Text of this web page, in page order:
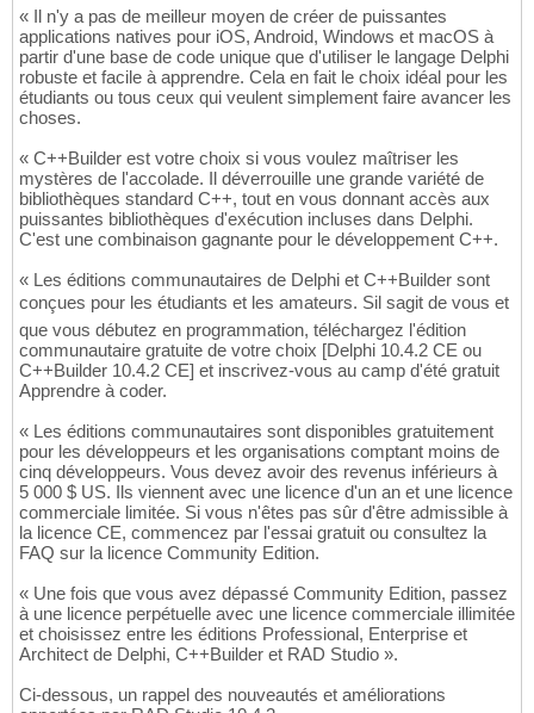
« Il n'y a pas de meilleur moyen de créer de puissantes
applications natives pour iOS, Android, Windows et macOS à
partir d'une base de code unique que d'utiliser le langage Delphi
robuste et facile à apprendre. Cela en fait le choix idéal pour les
étudiants ou tous ceux qui veulent simplement faire avancer les
choses.
« C++Builder est votre choix si vous voulez maîtriser les
mystères de l'accolade. Il déverrouille une grande variété de
bibliothèques standard C++, tout en vous donnant accès aux
puissantes bibliothèques d'exécution incluses dans Delphi.
C'est une combinaison gagnante pour le développement C++.
« Les éditions communautaires de Delphi et C++Builder sont
conçues pour les étudiants et les amateurs. Sil sagit de vous et
que vous débutez en programmation, téléchargez l'édition
communautaire gratuite de votre choix [Delphi 10.4.2 CE ou
C++Builder 10.4.2 CE] et inscrivez-vous au camp d'été gratuit
Apprendre à coder.
« Les éditions communautaires sont disponibles gratuitement
pour les développeurs et les organisations comptant moins de
cinq développeurs. Vous devez avoir des revenus inférieurs à
5 000 $ US. Ils viennent avec une licence d'un an et une licence
commerciale limitée. Si vous n'êtes pas sûr d'être admissible à
la licence CE, commencez par l'essai gratuit ou consultez la
FAQ sur la licence Community Edition.
« Une fois que vous avez dépassé Community Edition, passez
à une licence perpétuelle avec une licence commerciale illimitée
et choisissez entre les éditions Professional, Enterprise et
Architect de Delphi, C++Builder et RAD Studio ».
Ci-dessous, un rappel des nouveautés et améliorations